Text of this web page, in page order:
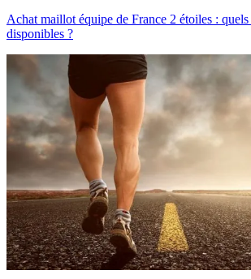
Achat maillot équipe de France 2 étoiles : quels
disponibles ?